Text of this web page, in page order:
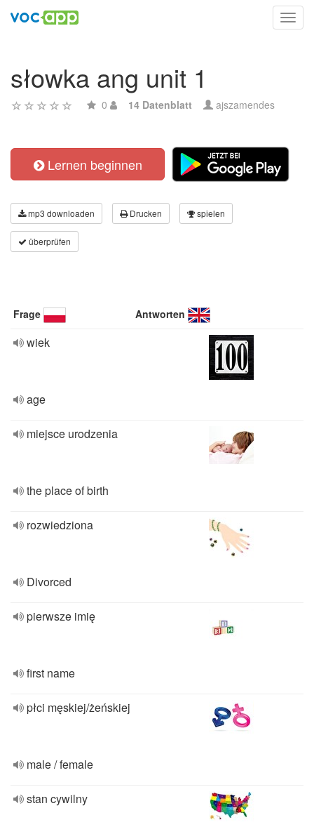
słowka ang unit 1
0 14 Datenblatt ajszamendes
Lernen beginnen
mp3 downloaden Drucken spielen
überprüfen
Frage Antworten
wiek
age
miejsce urodzenia
the place of birth
rozwiedziona
Divorced
pierwsze imię
first name
płci męskiej/żeńskiej
male / female
stan cywilny